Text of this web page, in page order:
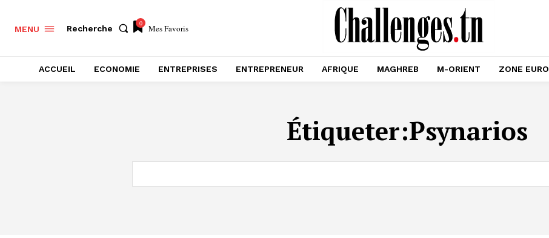
MENU Recherche
0 Mes Favoris
ACCUEIL ECONOMIE ENTREPRISES ENTREPRENEUR AFRIQUE MAGHREB M-ORIENT ZONE EURO
Étiqueter:Psynarios